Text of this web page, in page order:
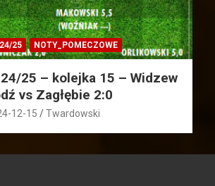
25 NOTY_POMECZOWE
25 – kolejka 15 – Widzew
vs Zagłębie 2:0
12-15 Twardowski